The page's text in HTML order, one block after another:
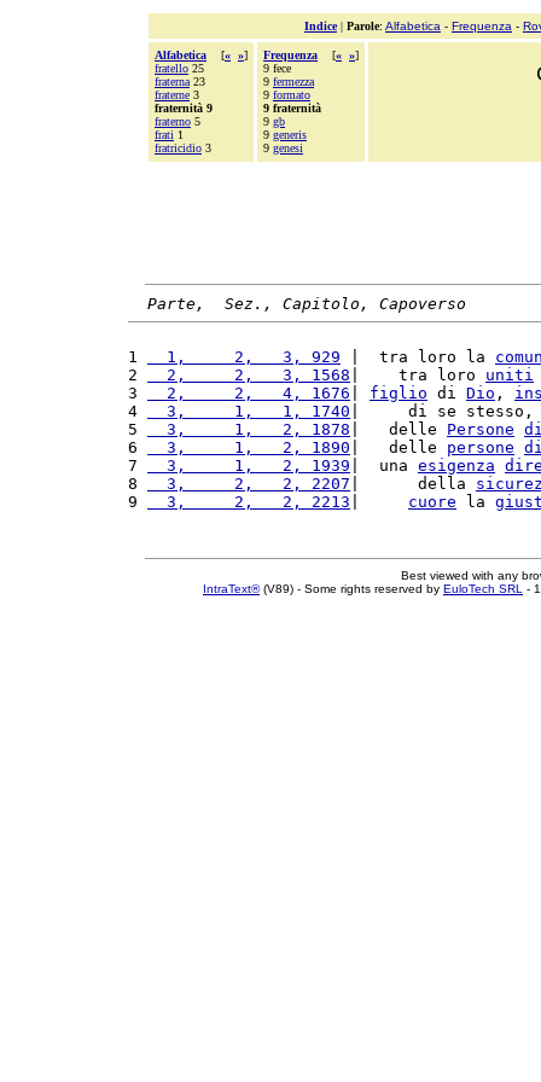
Indice| Parole: Alfabetica - Frequenza -
Alfabetica [« »]
fratello 25
fraterna 23
fraterne 3
fraternità 9
fraterno 5
frati 1
fratricidio 3
Frequenza [« »]
9 fece
9 fermezza
9 formato
9 fraternità
9 gb
9 generis
9 genesi
Parte,  Sez., Capitolo, Capoverso
1
  1,     2,   3, 929
|  tra loro la
2
  2,     2,   3, 1568
|    tra loro uniti
3
  2,     2,   4, 1676
figlio di Dio ,
4
  3,     1,   1, 1740
|     di se
5
  3,     1,   2, 1878
|   delle Persone
6
  3,     1,   2, 1890
|   delle persone
7
  3,     1,   2, 1939
|  una esigenza
8
  3,     2,   2, 2207
|      della
9
  3,     2,   2, 2213
cuore la
Best viewed with any
IntraText®(V89) - Some rights reserved by EuloTech SRL -